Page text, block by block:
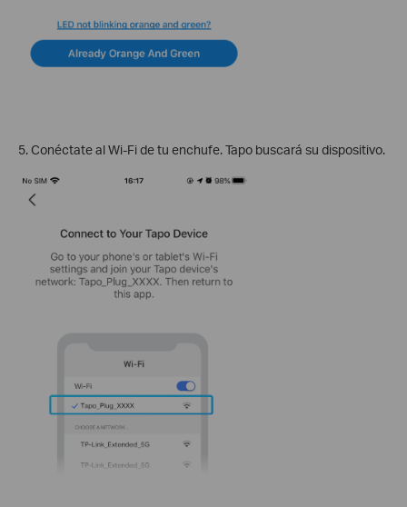
5. Conéctate al Wi-Fi de tu enchufe. Tapo buscará su dispositivo.